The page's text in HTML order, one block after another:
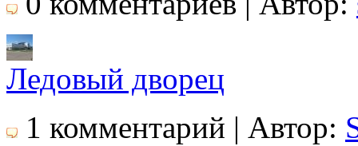
Ледовый дворец
1 комментарий | Автор: